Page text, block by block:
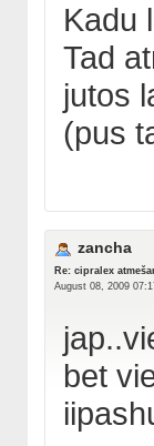
Kadu
Tad
jutos
(pus
zancha
Re: cipralex
August 08, 2009
bet